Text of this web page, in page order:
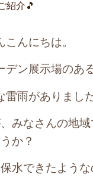
紹介🎵
こんにちは。
デン展示場のあ
雷雨がありまし
みなさんの地
うか？
水できたよう